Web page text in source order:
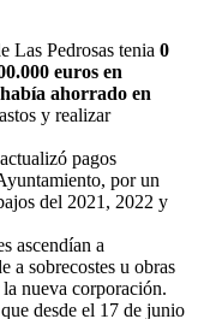
Las Pedrosas tenia 0
euros en
ahorrado en
y realizar
pagos
por un
del 2021, 2022 y
ascendían a
a sobrecostes u obras
nueva corporación.
desde el 17 de junio